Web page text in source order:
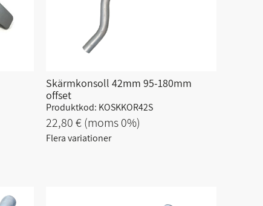
Skärmkonsoll 42mm 95-180mm
offset
Produktkod: KOSKKOR42S
22,80 €(moms 0%)
Flera variationer